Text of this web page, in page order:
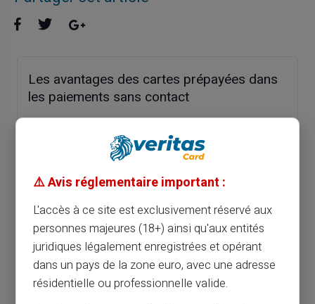
Les avantages des cartes prépayées dans
les paiements sans contact
Article précédent
Le rôle déterminant des cartes prépayées
dans la sécurisation des transactions en
ligne
Article suivant
⚠️ Avis réglementaire important :
L'accès à ce site est exclusivement réservé aux
personnes majeures (18+) ainsi qu'aux entités
juridiques légalement enregistrées et opérant
dans un pays de la zone euro, avec une adresse
résidentielle ou professionnelle valide.